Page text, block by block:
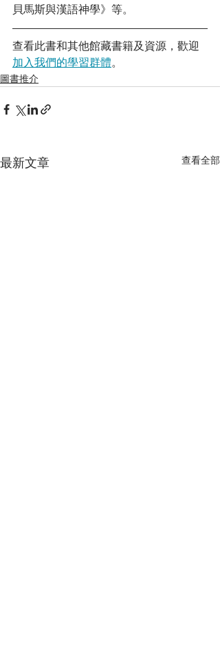
貝馬斯與漢語神學》等。
查看此書和其他館藏書籍及資源，歡迎
加入我們的學習群體。
圖書推介
最新文章 查看全部